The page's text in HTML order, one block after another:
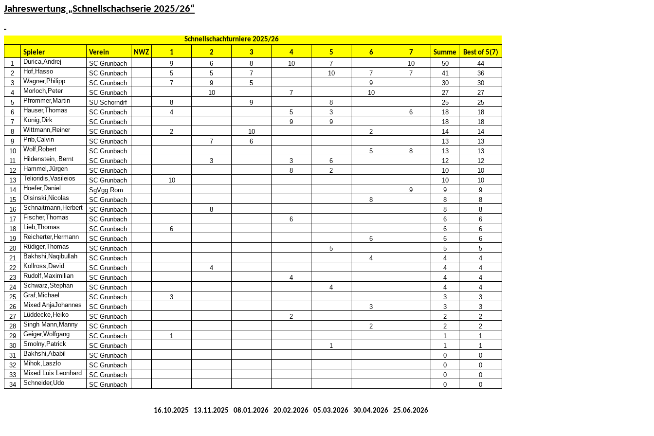
Jahreswertung „Schnellschachserie 2025/26“
Schnellschachturniere 2025/26
Spieler
Verein NWZ 1 2 3 4 5 6 7 Summe Best of5(7)
1
Durica,Andrej SC Grunbach 9 6 8 10 7 10 50
44
2
Hof,Hasso SC Grunbach 5 5 7 10 7 7 41
36
3
Wagner,Philipp SC Grunbach 7 9 5 9 30
30
4
Morloch,Peter SC Grunbach 10 7 10 27
27
5
Pfrommer,Martin SU Schorndrf 8 9 8 25
25
6
Hauser,Thomas SC Grunbach 4 5 3 6 18
18
7
König,Dirk SC Grunbach 9 9 18
18
8
Wittmann,Reiner SC Grunbach 2 10 2 14
14
9
Prib,Calvin SC Grunbach 7 6 13
13
10
Wolf,Robert SC Grunbach 5 8 13
13
11
Hildenstein,. Bernt SC Grunbach 3 3 6 12
12
12
Hammel,Jürgen SC Grunbach 8 2 10
10
13
Telioridis,Vasileios SC Grunbach 10 10
10
14
Hoefer,Daniel SgVggRom 9 9
9
15
Olsinski,Nicolas SC Grunbach 8 8
8
16
Schnaitmann,Herbert SC Grunbach 8 8
8
17
Fischer,Thomas SC Grunbach 6 6
6
18
Lieb,Thomas SC Grunbach 6 6
6
19
Reicherter,Hermann SC Grunbach 6 6
6
20
Rüdiger,Thomas SC Grunbach 5 5
5
21
Bakhshi,Naqibullah SC Grunbach 4 4
4
22
Kollross,David SC Grunbach 4 4
4
23
Rudolf,Maximilian SC Grunbach 4 4
4
24
Schwarz,Stephan SC Grunbach 4 4
4
25
Graf,Michael SC Grunbach 3 3
3
26
Mixed AnjaJohannes SC Grunbach 3 3
3
27
Lüddecke,Heiko SC Grunbach 2 2
2
28
Singh Mann,Manny SC Grunbach 2 2
2
29
Geiger,Wolfgang SC Grunbach 1 1
1
30
Smolny,Patrick SC Grunbach 1 1
1
31
Bakhshi,Ababil SC Grunbach 0
0
32
Mihok,Laszlo SC Grunbach 0
0
33
Mixed Luis Leonhard SC Grunbach 0
0
34
Schneider,Udo SC Grunbach 0 0
16.10.2025 13.11.2025 08.01.2026 20.02.2026 05.03.2026 30.04.2026 25.06.2026